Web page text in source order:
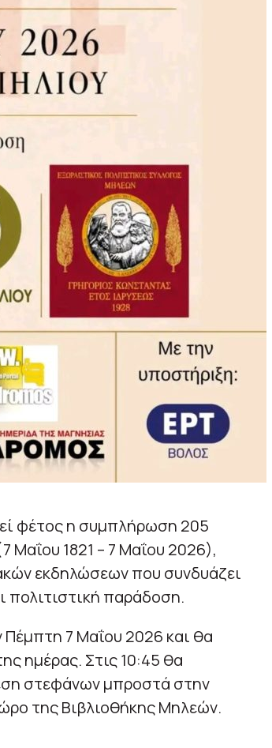
φέτος η συμπλήρωση 205
1821 – 7 Μαΐου 2026),
εκδηλώσεων που συνδυάζει
πολιτιστική παράδοση.
7 Μαΐου 2026 και θα
ημέρας. Στις 10:45 θα
στεφάνων μπροστά στην
της Βιβλιοθήκης Μηλεών.